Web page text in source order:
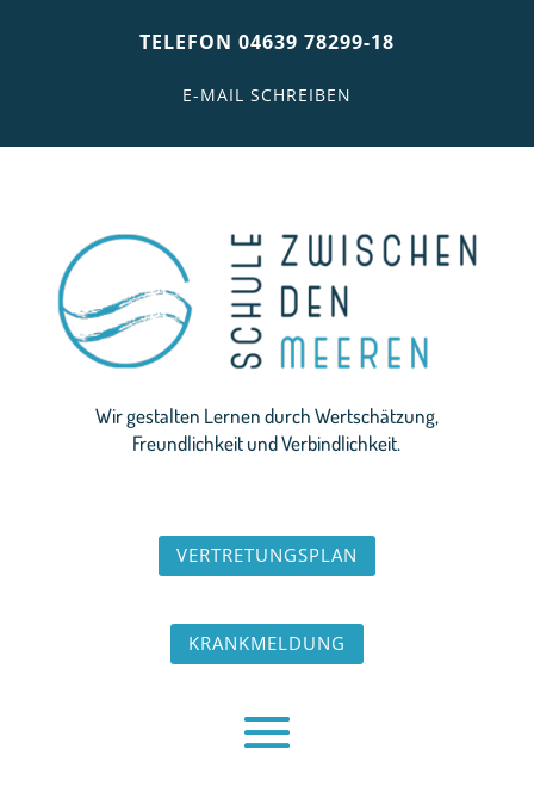
TELEFON 04639 78299-18
E-MAIL SCHREIBEN
Wir gestalten Lernen durch Wertschätzung,
Freundlichkeit und Verbindlichkeit.
VERTRETUNGSPLAN
KRANKMELDUNG